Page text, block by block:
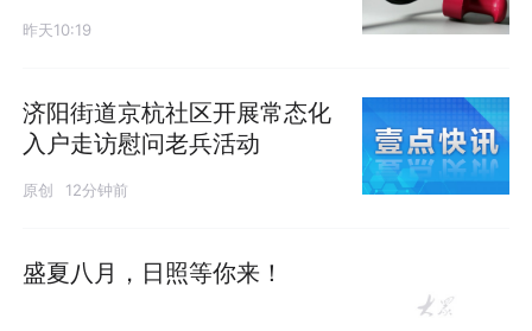
昨天10:19
济阳街道京杭社区开展常态化
入户走访慰问老兵活动
原创 12分钟前
盛夏八月，日照等你来！